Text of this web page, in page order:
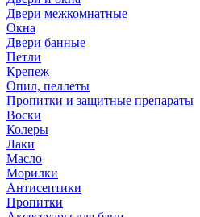
Двери межкомнатные
Окна
Двери банные
Петли
Крепеж
Опил, пеллеты
Пропитки и защитные препараты
Воски
Колеры
Лаки
Масло
Морилки
Антисептики
Пропитки